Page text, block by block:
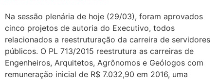
Na sessão plenária de hoje (29/03), foram aprovados
cinco projetos de autoria do Executivo, todos
relacionados a reestruturação da carreira de servidores
públicos. O PL 713/2015 reestrutura as carreiras de
Engenheiros, Arquitetos, Agrônomos e Geólogos com
remuneração inicial de R$ 7.032,90 em 2016, uma